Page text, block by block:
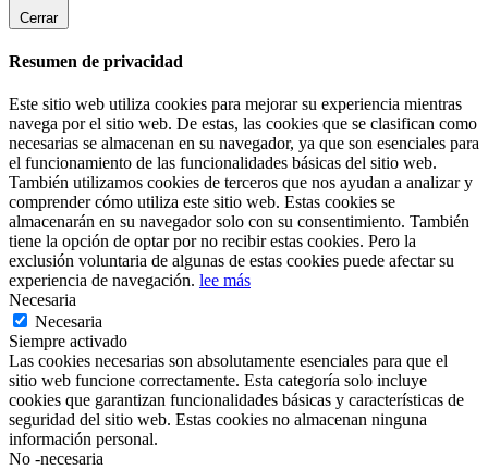
Cerrar
Resumen de privacidad
Este sitio web utiliza cookies para mejorar su experiencia mientras
navega por el sitio web. De estas, las cookies que se clasifican como
necesarias se almacenan en su navegador, ya que son esenciales para
el funcionamiento de las funcionalidades básicas del sitio web.
También utilizamos cookies de terceros que nos ayudan a analizar y
comprender cómo utiliza este sitio web. Estas cookies se
almacenarán en su navegador solo con su consentimiento. También
tiene la opción de optar por no recibir estas cookies. Pero la
exclusión voluntaria de algunas de estas cookies puede afectar su
experiencia de navegación. lee más
Necesaria
Necesaria
Siempre activado
Las cookies necesarias son absolutamente esenciales para que el
sitio web funcione correctamente. Esta categoría solo incluye
cookies que garantizan funcionalidades básicas y características de
seguridad del sitio web. Estas cookies no almacenan ninguna
información personal.
No -necesaria